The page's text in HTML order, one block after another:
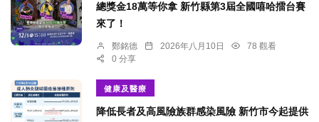
總獎金18萬等你拿 新竹縣第3屆全國嘻哈擂台賽
來了！
鄭銘德 2026年八月10日
78 觀看
0 分享
健康及醫療
降低長者及高風險族群感染風險 新竹市今起提供